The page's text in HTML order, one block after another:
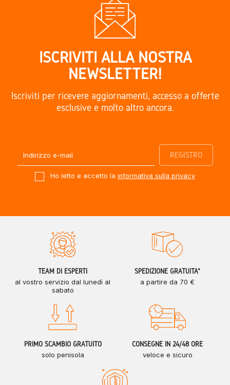
ISCRIVITI ALLA NOSTRA
NEWSLETTER!
Iscriviti per ricevere aggiornamenti, accesso a offerte
esclusive e molto altro ancora.
Ho letto e accetto la informativa sulla privacy
TEAM DI ESPERTI
al vostro servizio dal lunedì al
sabato
SPEDIZIONE GRATUITA*
a partire da 70 €
PRIMO SCAMBIO GRATUITO
solo penisola
CONSEGNE IN 24/48 ORE
veloce e sicuro